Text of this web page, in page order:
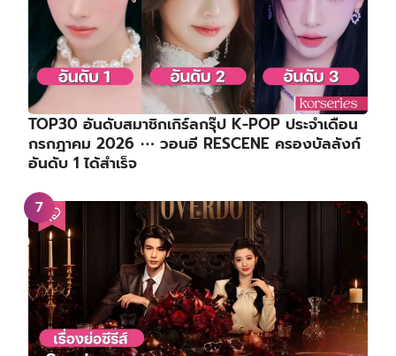
TOP30 อันดับสมาชิกเกิร์ลกรุ๊ป K-POP ประจำเดือน
กรกฎาคม 2026 ⋯ วอนอี RESCENE ครองบัลลังก์
อันดับ 1 ได้สำเร็จ